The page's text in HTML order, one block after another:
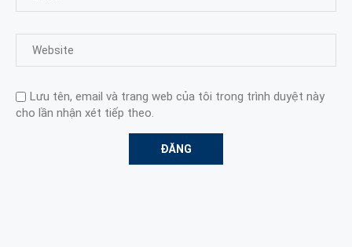
Lưu tên, email và trang web của tôi trong trình duyệt này
cho lần nhận xét tiếp theo.